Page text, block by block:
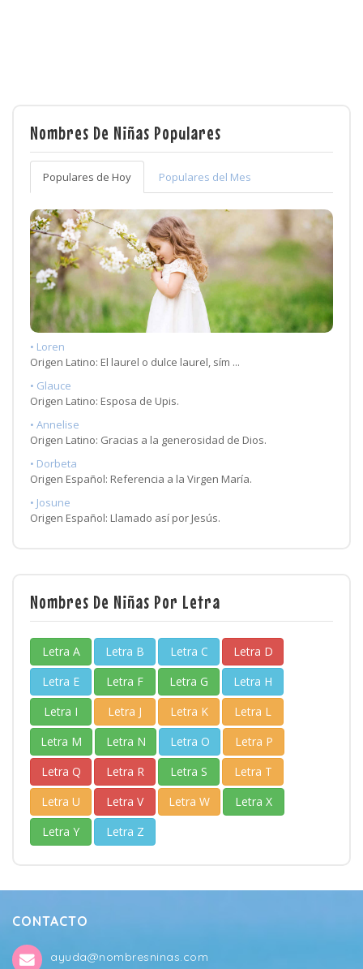
Nombres De Niñas Populares
Populares de Hoy Populares del Mes
• Loren
Origen Latino: El laurel o dulce laurel, sím ...
• Glauce
Origen Latino: Esposa de Upis.
• Annelise
Origen Latino: Gracias a la generosidad de Dios.
• Dorbeta
Origen Español: Referencia a la Virgen María.
• Josune
Origen Español: Llamado así por Jesús.
Nombres De Niñas Por Letra
Letra A Letra B Letra C
Letra D
Letra E
Letra F Letra G
Letra H
Letra I
Letra J Letra K
Letra L
Letra M
Letra N Letra O
Letra P
Letra Q
Letra R Letra S
Letra T
Letra U
Letra V Letra W
Letra X
Letra Y
Letra Z
CONTACTO
ayuda@nombresninas.com